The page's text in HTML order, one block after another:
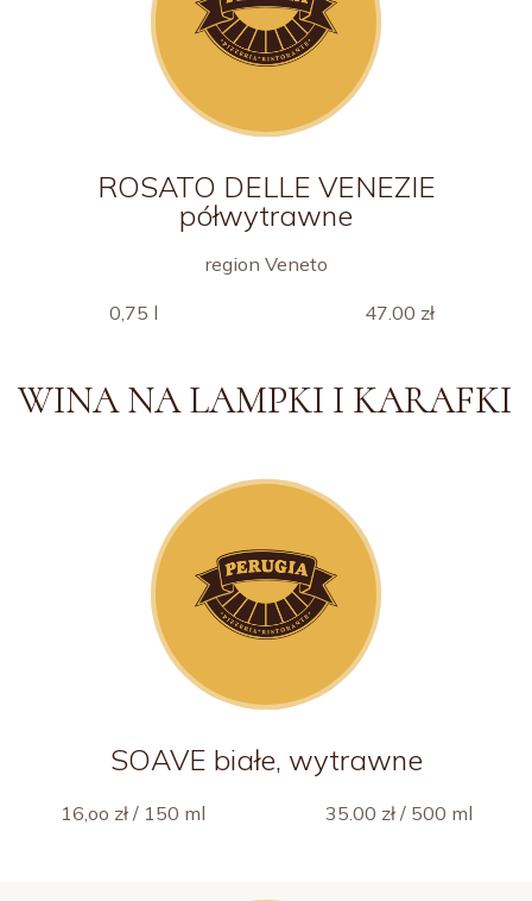
ROSATO DELLE VENEZIE
półwytrawne
region Veneto
0,75 l 47.00 zł
WINA NA LAMPKI I KARAFKI
SOAVE białe, wytrawne
16,oo zł / 150 ml 35.00 zł / 500 ml